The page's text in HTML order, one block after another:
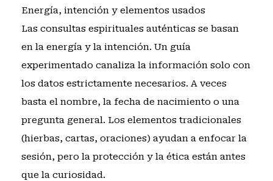
Energía, intención y elementos usados
Las consultas espirituales auténticas se basan
en la energía y la intención. Un guía
experimentado canaliza la información solo con
los datos estrictamente necesarios. A veces
basta el nombre, la fecha de nacimiento o una
pregunta general. Los elementos tradicionales
(hierbas, cartas, oraciones) ayudan a enfocar la
sesión, pero la protección y la ética están antes
que la curiosidad.